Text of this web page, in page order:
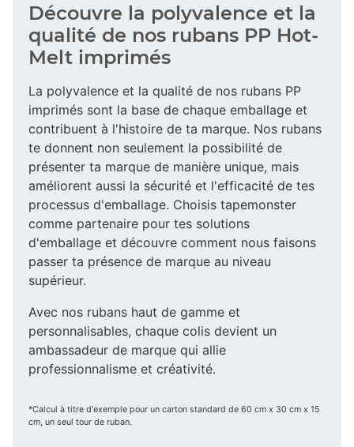
Découvre la polyvalence et la
qualité de nos rubans PP Hot-
Melt imprimés
La polyvalence et la qualité de nos rubans PP
imprimés sont la base de chaque emballage et
contribuent à l'histoire de ta marque. Nos rubans
te donnent non seulement la possibilité de
présenter ta marque de manière unique, mais
améliorent aussi la sécurité et l'efficacité de tes
processus d'emballage. Choisis tapemonster
comme partenaire pour tes solutions
d'emballage et découvre comment nous faisons
passer ta présence de marque au niveau
supérieur.
Avec nos rubans haut de gamme et
personnalisables, chaque colis devient un
ambassadeur de marque qui allie
professionnalisme et créativité.
*Calcul à titre d'exemple pour un carton standard de 60 cm x 30 cm x 15
cm, un seul tour de ruban.